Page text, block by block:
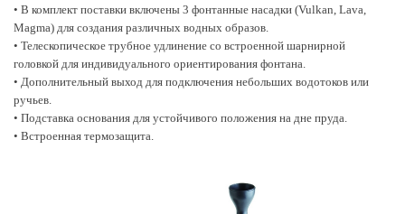
• Встроенная термозащита.
• В комплект поставки включены 3 фонтанные насадки (Vulkan, Lava,
Magma) для создания различных водных образов.
• Телескопическое трубное удлинение со встроенной шарнирной
головкой для индивидуального ориентирования фонтана.
• Дополнительный выход для подключения небольших водотоков или
ручьев.
• Подставка основания для устойчивого положения на дне пруда.
• Встроенная термозащита.